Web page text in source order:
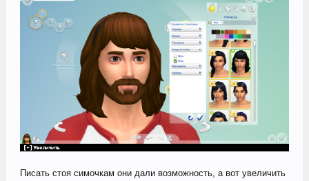
Писать стоя симочкам они дали возможность, а вот увеличить